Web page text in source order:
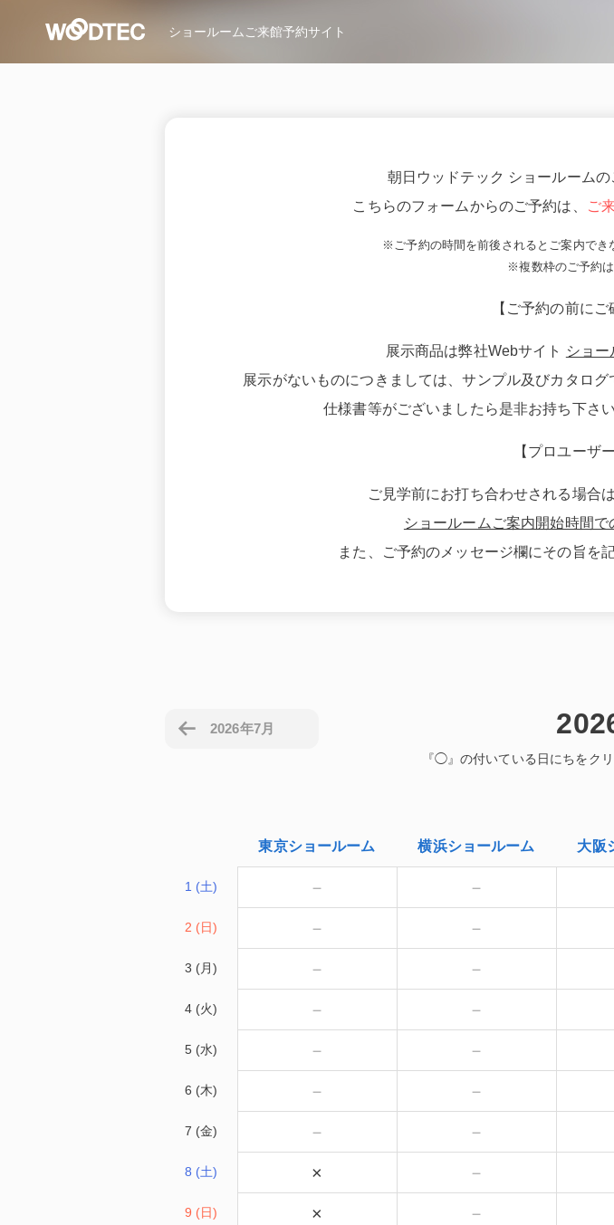
ショールーム ご来館予約サイト
朝日ウッドテック ショールーム
こちらのフォームからのご予約は、
ご
※ご予約の時間を前後されるとご案内でき
※複数枠のご予約は
【ご予約の前にご
展示商品は弊社Webサイト ショー
展示がないものにつきましては、サンプル及びカタロ
仕様書等がございましたら是非お持ち下さ
【プロユーザ
ご見学前にお打ち合わせされる場合
ショールームご案内開始時間で
また、ご予約のメッセージ欄にその旨を
東京ショールーム 横浜ショールーム 大阪
1 (土) － －
2 (日) － －
3 (月) － －
4 (火) － －
5 (水) － －
6 (木) － －
7 (金) － －
8 (土) × －
9 (日) × －
2026年7月